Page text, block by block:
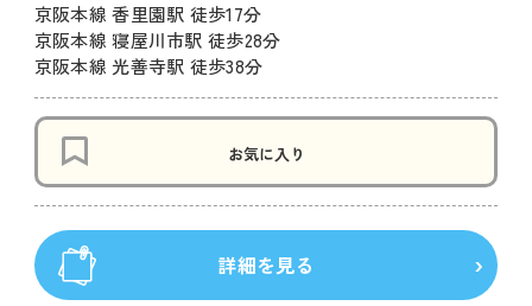
京阪本線 香里園駅 徒歩17分
京阪本線 寝屋川市駅 徒歩28分
京阪本線 光善寺駅 徒歩38分
お気に入り
詳細を見る